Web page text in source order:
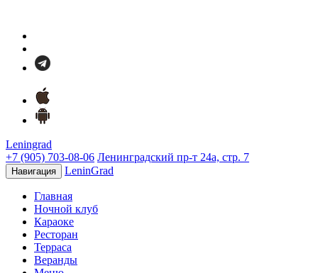
Leningrad
+7 (905) 703-08-06 Ленинградский пр-т 24а, стр. 7
Навигация LeninGrad
Главная
Ночной клуб
Караоке
Ресторан
Терраса
Веранды